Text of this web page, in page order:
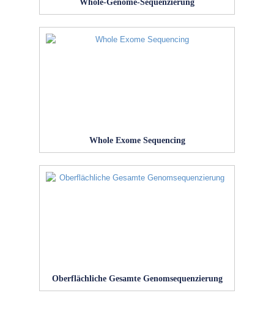
Whole Exome Sequencing
Oberflächliche Gesamte Genomsequenzierung